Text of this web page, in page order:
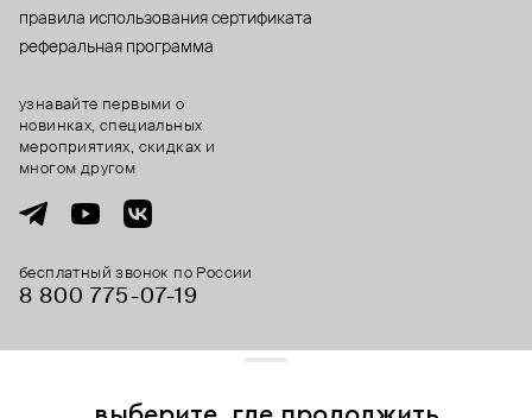
правила использования сертификата
реферальная программа
бесплатный звонок по России
8 800 775⁠-07⁠-19
узнавайте первыми о
новинках, специальных
мероприятиях, скидках и
многом другом